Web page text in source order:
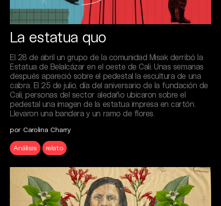
La estatua quo
El 28 de abril un grupo de la comunidad Misak derribó la
Estatua de Belalcázar en el oeste de Cali. Unas semanas
después apareció sobre el pedestal la escultura de una
cabra. El 25 de julio, día del aniversario de la fundación de
Cali, personas del sector aledaño ubicaron sobre el
pedestal una imagen de la estatua impresa en cartón.
Llevaron una bandera y un ramo de flores.
por Carolina Charry
Análisis relato